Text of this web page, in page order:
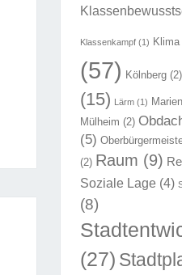
Klassenkampf(1) Klima
(57) Kölnberg(2)
(15) Lärm(1)
Mülheim (2)
(5)
(2) Raum (9)
Soziale Lage (4)
(8)
(27)